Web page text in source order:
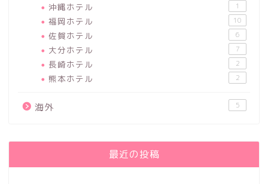
沖縄ホテル 1
福岡ホテル 10
佐賀ホテル 6
大分ホテル 7
長崎ホテル 2
熊本ホテル 2
海外 5
最近の投稿